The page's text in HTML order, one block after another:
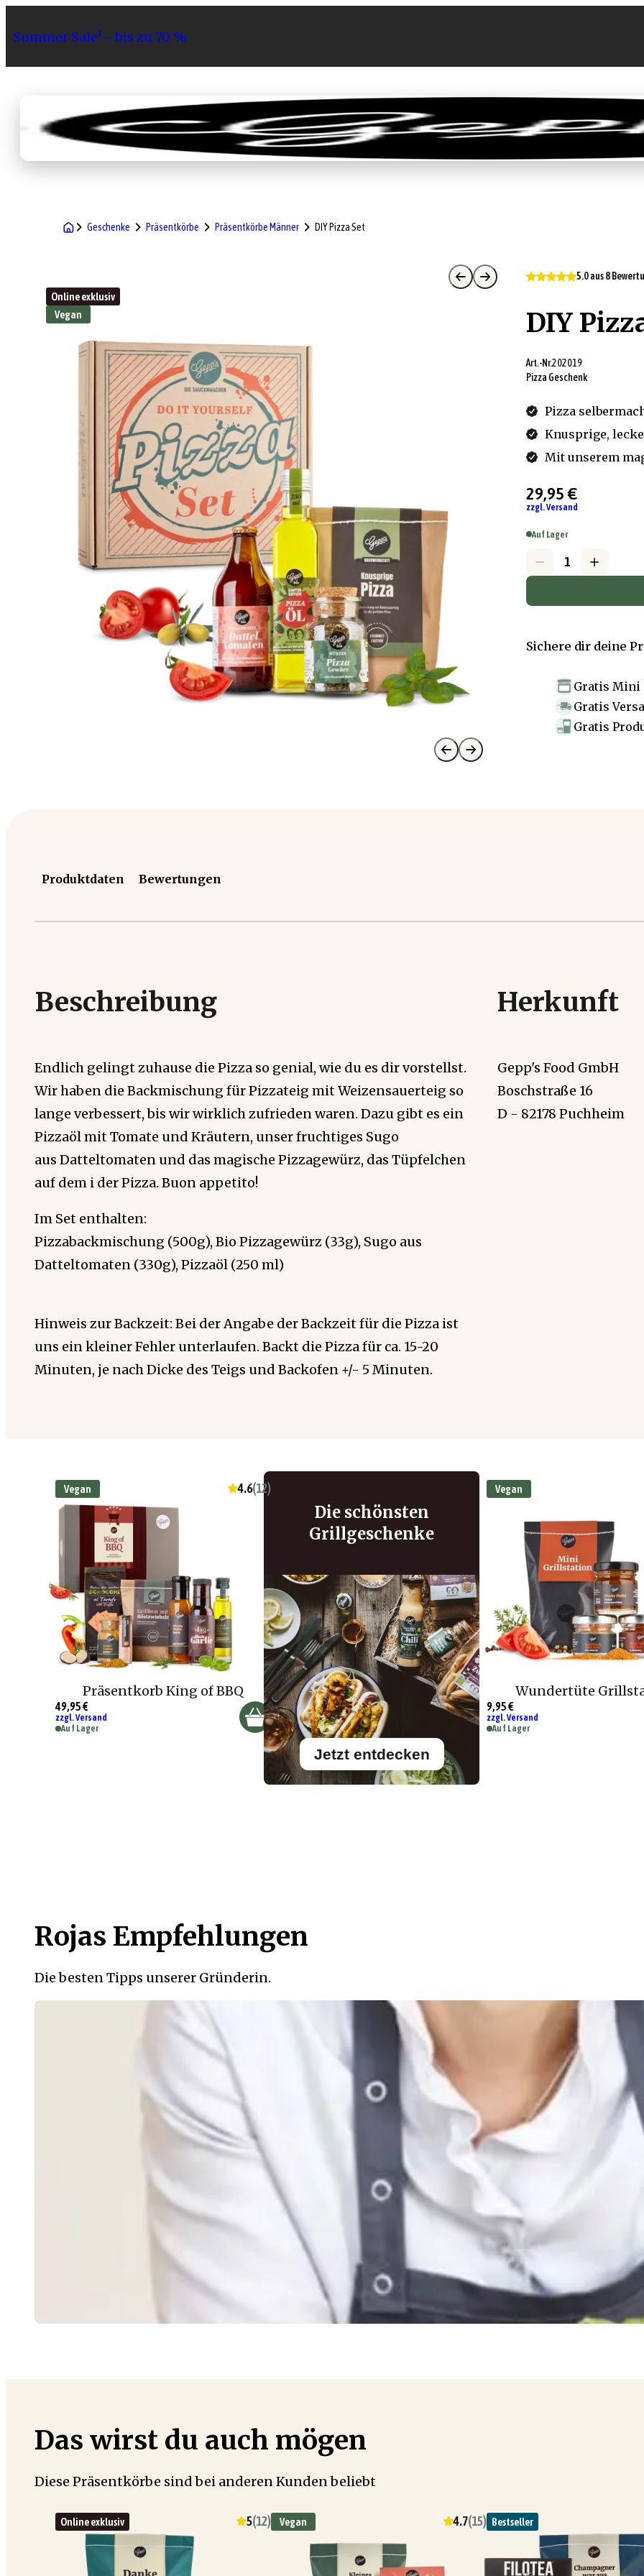
Summer Sale¹– bis zu 70 %
Sortiment Geschenke GrillenFeinkost-Abo Firmenkunden Sale
Geschenke Präsentkörbe Präsentkörbe Männer DIY Pizza Set
Online exklusiv
Vegan
5.0 aus 8
DIY
Art.-Nr.202019
Pizza Geschenk
Pizza
Knusprige,
Mit unserem
29,95 €
zzgl. Versand
Auf Lager
Sichere dir deine
Gratis Mini
Gratis
Gratis
Produktdaten Bewertungen
Beschreibung
Endlich gelingt zuhause die Pizza so genial, wie du es dir vorstellst.
Wir haben die Backmischung für Pizzateig mit Weizensauerteig so
lange verbessert, bis wir wirklich zufrieden waren. Dazu gibt es ein
Pizzaöl mit Tomate und Kräutern, unser fruchtiges Sugo
aus Datteltomaten und das magische Pizzagewürz, das Tüpfelchen
auf dem i der Pizza. Buon appetito!
Im Set enthalten:
Pizzabackmischung (500g), Bio Pizzagewürz (33g), Sugo aus
Datteltomaten (330g), Pizzaöl (250 ml)
Hinweis zur Backzeit: Bei der Angabe der Backzeit für die Pizza ist
uns ein kleiner Fehler unterlaufen. Backt die Pizza für ca. 15-20
Minuten, je nach Dicke des Teigs und Backofen +/- 5 Minuten.
Herkunft
Gepp's Food GmbH
Boschstraße 16
D - 82178 Puchheim
Vegan 4.6(12)
Präsentkorb King of BBQ
49,95 €
zzgl. Versand
Auf Lager
Die schönsten
Grillgeschenke
Jetzt entdecken
Vegan
Wundertüte
9,95 €
zzgl. Versand
Auf Lager
Rojas Empfehlungen
Die besten Tipps unserer Gründerin.
Das wirst du auch mögen
Diese Präsentkörbe sind bei anderen Kunden beliebt
Online exklusiv 5(12) Vegan 4.7(15) Bestseller